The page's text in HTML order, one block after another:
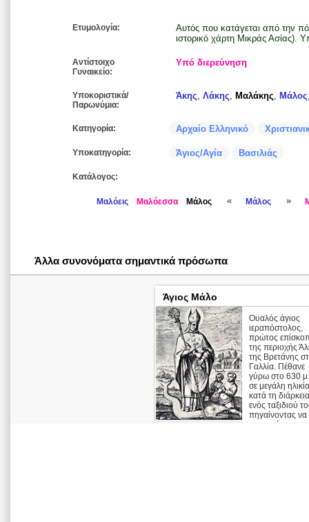
Ετυμολογία:
Αυτός που κατάγεται από την
ιστορικό χάρτη Μικράς Ασίας).
Αντίστοιχο
Γυναικείο:
Υπό διερεύνηση
Υποκοριστικά/
Παρωνύμια:
Άκης, Λάκης, Μαλάκης, Μάλος
Κατηγορία: Αρχαίο Ελληνικό
Υποκατηγορία: Άγιος/Αγία Βασιλιάς
Κατάλογος:
Μαλόεις Μαλόεσσα Μάλος « Μάλος »
Άλλα συνονόματα σημαντικά πρόσωπα
Άγιος Μάλο
Ουαλός άγιος
ιεραπόστολος,
πρώτος
της περιοχής
της Βρετάνης
Γαλλία. Πέθανε
γύρω στο 630
σε μεγάλη ηλικία
κατά τη διάρκεια
ενός ταξιδιού
πηγαίνοντας να
συναντήσει το